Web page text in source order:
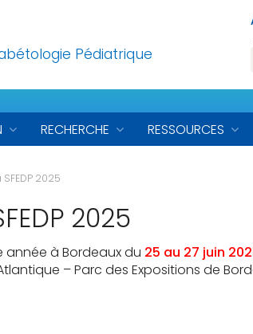
Pédiatrique
RECHERCHE RESSOURCES
2025
2025
à Bordeaux du 25 au 27 juin
– Parc des Expositions de